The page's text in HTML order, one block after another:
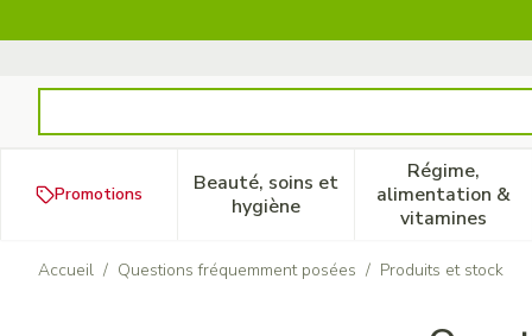
Promotions
Beauté, soins et
hygièneAfficher le sous-menu pour
Régime,
alimentation &
vitamines
Afficher
Accueil / Questions fréquemment posées / Produits et stock